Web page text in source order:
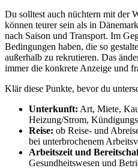
Du solltest auch nüchtern mit der
können teurer sein als in
nach Saison und Transport. Im
Bedingungen haben, die so
außerhalb zu rekrutieren. Das
immer die konkrete Anzeige und
Klär diese Punkte, bevor du
Unterkunft: Art, Miete,
Heizung/Strom,
Reise: ob Reise- und
bei unterbrochenem
Arbeitszeit und
Gesundheitswesen und